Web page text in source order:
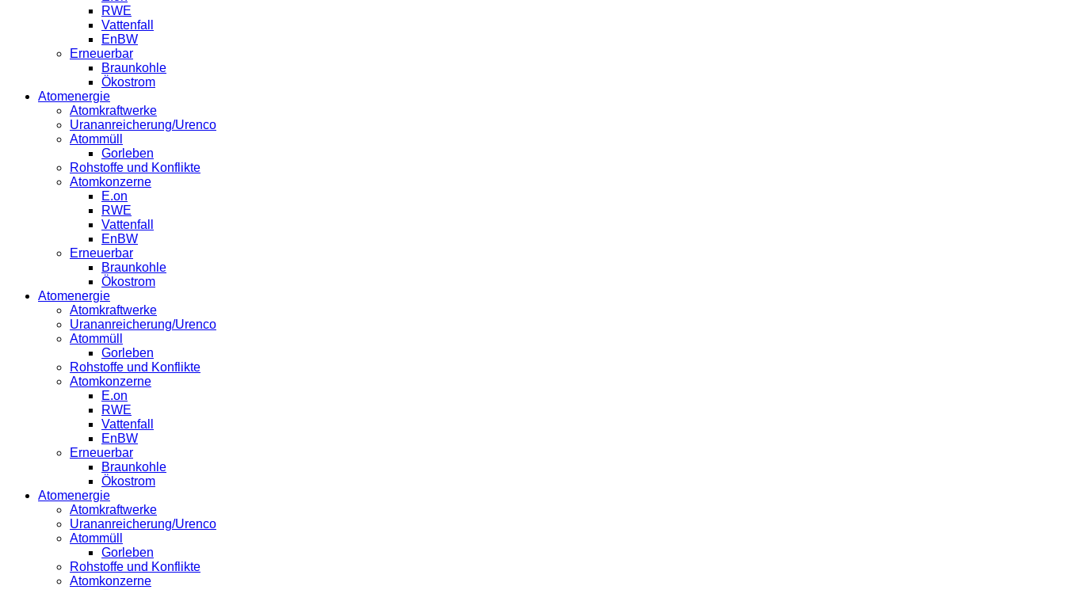
RWE
Vattenfall
EnBW
Erneuerbar
Braunkohle
Ökostrom
Atomenergie
Atomkraftwerke
Urananreicherung/Urenco
Atommüll
Gorleben
Rohstoffe und Konflikte
Atomkonzerne
E.on
RWE
Vattenfall
EnBW
Erneuerbar
Braunkohle
Ökostrom
Atomenergie
Atomkraftwerke
Urananreicherung/Urenco
Atommüll
Gorleben
Rohstoffe und Konflikte
Atomkonzerne
E.on
RWE
Vattenfall
EnBW
Erneuerbar
Braunkohle
Ökostrom
Atomenergie
Atomkraftwerke
Urananreicherung/Urenco
Atommüll
Gorleben
Rohstoffe und Konflikte
Atomkonzerne